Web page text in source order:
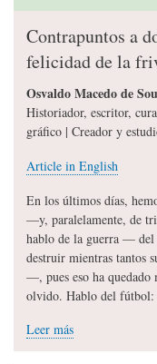
Contrapuntos a
felicidad de la
Osvaldo Macedo de
Historiador, escritor,
gráfico | Creador y
Article in English
En los últimos días,
—y, paralelamente, de
hablo de la guerra — del
destruir mientras tantos
—, pues eso ha quedado
olvido. Hablo del fútbol:
Leer más